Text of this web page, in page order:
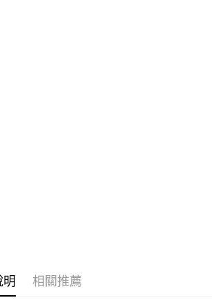
明 相關推薦